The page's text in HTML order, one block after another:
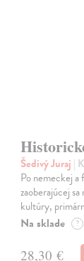
Šedivý Juraj |
Po nemeckej
zaoberajúcej
kultúry,
Na sklade ?
28,30 €